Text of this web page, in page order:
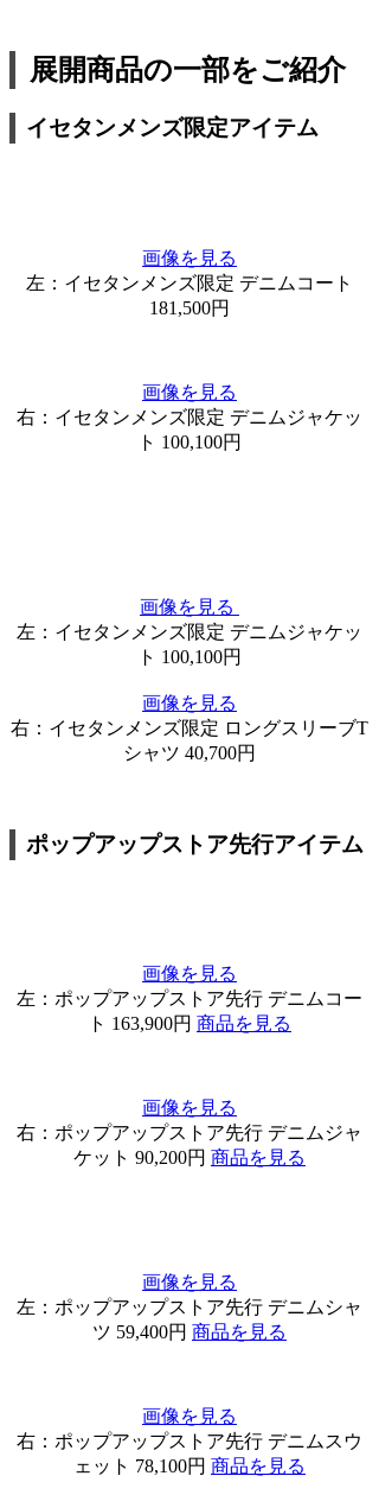
展開商品の一部をご紹介
イセタンメンズ限定アイテム
画像を見る
左：イセタンメンズ限定 デニムコート
181,500円
画像を見る
右：イセタンメンズ限定 デニムジャケッ
ト 100,100円
画像を見る
左：イセタンメンズ限定 デニムジャケッ
ト 100,100円
画像を見る
右：イセタンメンズ限定 ロングスリーブT
シャツ 40,700円
ポップアップストア先行アイテム
画像を見る
左：ポップアップストア先行 デニムコー
ト 163,900円 商品を見る
画像を見る
右：ポップアップストア先行 デニムジャ
ケット 90,200円 商品を見る
画像を見る
左：ポップアップストア先行 デニムシャ
ツ 59,400円 商品を見る
画像を見る
右：ポップアップストア先行 デニムスウ
ェット 78,100円 商品を見る